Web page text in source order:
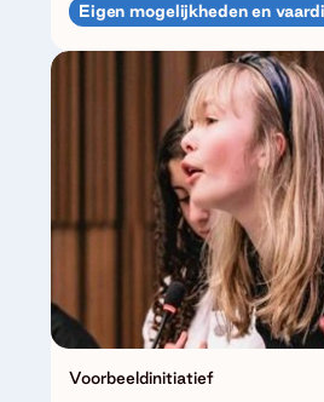
Eigen mogelijkheden en
Voorbeeldinitiatief